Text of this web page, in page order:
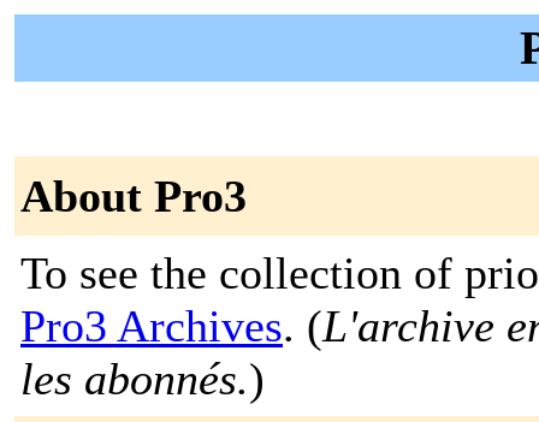
About Pro3
To see the collection of
Pro3 Archives. (L'archive
les abonnés.)